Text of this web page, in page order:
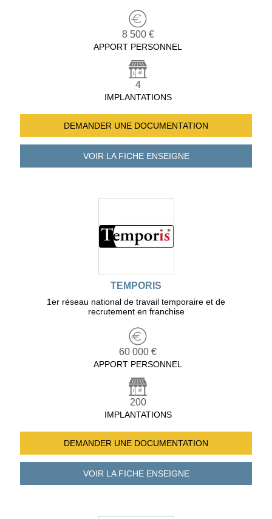
8 500 €
APPORT PERSONNEL
4
IMPLANTATIONS
DEMANDER UNE DOCUMENTATION
VOIR LA FICHEENSEIGNE
TEMPORIS
1er réseau national de travail temporaire et de
recrutement en franchise
60 000 €
APPORT PERSONNEL
200
IMPLANTATIONS
DEMANDER UNE DOCUMENTATION
VOIR LA FICHEENSEIGNE